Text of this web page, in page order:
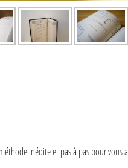
inédite et pas à pas pour vous